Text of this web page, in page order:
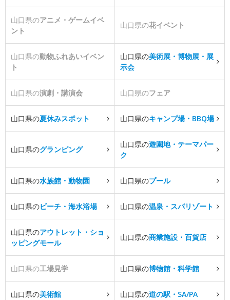
山口県のアニメ・ゲームイベ
ント
山口県の花イベント
山口県の動物ふれあいイベン
ト
山口県の美術展・博物展・展
示会
山口県の演劇・講演会 山口県のフェア
山口県の夏休みスポット 山口県のキャンプ場・BBQ場
山口県のグランピング
山口県の遊園地・テーマパー
ク
山口県の水族館・動物園 山口県のプール
山口県のビーチ・海水浴場 山口県の温泉・スパリゾート
山口県のアウトレット・ショ
ッピングモール
山口県の商業施設・百貨店
山口県の工場見学 山口県の博物館・科学館
山口県の美術館 山口県の道の駅・SA/PA